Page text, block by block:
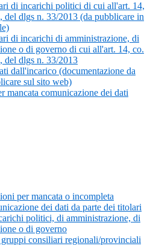
di incarichi politici di cui all'art. 14,
del dlgs n. 33/2013 (da pubblicare in
di incarichi di amministrazione, di
o di governo di cui all'art. 14, co.
del dlgs n. 33/2013
dall'incarico (documentazione da
sul sito web)
mancata comunicazione dei dati
per mancata o incompleta
dei dati da parte dei titolari
politici, di amministrazione, di
o di governo
consiliari regionali/provinciali